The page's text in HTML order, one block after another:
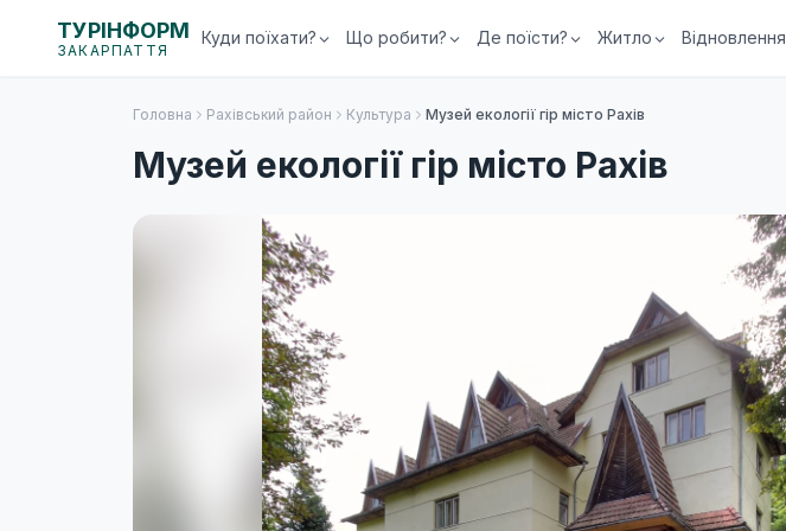
ТУРІНФОРМ
ЗАКАРПАТТЯ
Куди поїхати? Що робити? Де поїсти? Житло Відновлення
Головна Рахівський район Культура Музей екології гір місто Рахів
Музей екології гір місто Рахів